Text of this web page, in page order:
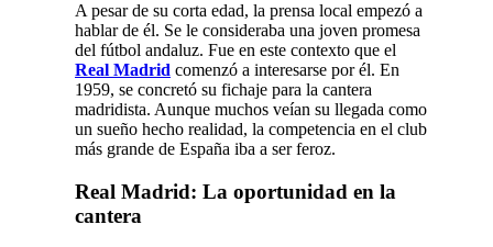
A pesar de su corta edad, la prensa local empezó a
hablar de él. Se le consideraba una joven promesa
del fútbol andaluz. Fue en este contexto que el
Real Madrid comenzó a interesarse por él. En
1959, se concretó su fichaje para la cantera
madridista. Aunque muchos veían su llegada como
un sueño hecho realidad, la competencia en el club
más grande de España iba a ser feroz.
Real Madrid: La oportunidad en la
cantera